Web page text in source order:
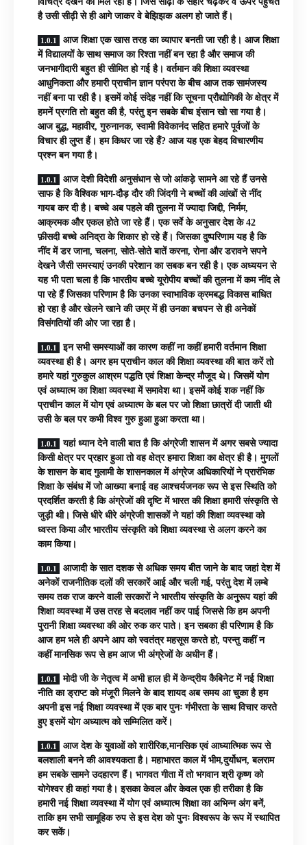
है उसी सीढ़ी से ही आगे जाकर वे बेझिझक अलग हो जाते हैं।
आज शिक्षा एक खास तरह का व्यापार बनती जा रही है। आज शिक्षा
में विद्यालयों के साथ समाज का रिश्ता नहीं बन रहा है और समाज की
जनभागीदारी बहुत ही सीमित हो गई है। वर्तमान की शिक्षा व्यवस्था
आधुनिकता और हमारी प्राचीन ज्ञान परंपरा के बीच आज तक सामंजस्य
नहीं बना पा रही है। इसमें कोई संदेह नहीं कि सूचना प्रौद्योगिकी के क्षेत्र में
हमनें प्रगति तो बहुत की है, परंतु इन सबके बीच इंसान खो सा गया है।
आज बुद्ध, महावीर, गुरुनानक, स्वामी विवेकानंद सहित हमारे पूर्वजों के
विचार ही लुप्त हैं। हम किधर जा रहे हैं? आज यह एक बेहद विचारणीय
प्रश्न बन गया है।
आज देशी विदेशी अनुसंधान से जो आंकड़े सामने आ रहे हैं उनसे
साफ है कि वैश्विक भाग-दौड़ दौर की जिंदगी ने बच्चों की आंखों से नींद
गायब कर दी है। बच्चे अब पहले की तुलना में ज्यादा जिद्दी, निर्मम,
आक्रमक और एकल होते जा रहे हैं। एक सर्वे के अनुसार देश के 42
फ़ीसदी बच्चे अनिद्रा के शिकार हो रहे हैं। जिसका दुष्परिणाम यह है कि
नींद में डर जाना, चलना, सोते-सोते बातें करना, रोना और डरावने सपने
देखने जैसी समस्याएं उनकी परेशान का सबक बन रही है। एक अध्ययन से
यह भी पता चला है कि भारतीय बच्चे यूरोपीय बच्चों की तुलना में कम नींद ले
पा रहे हैं जिसका परिणाम है कि उनका स्वाभाविक क्रमबद्ध विकास बाधित
हो रहा है और खेलने खाने की उम्र में ही उनका बचपन से ही अनेकों
विसंगतियों की ओर जा रहा है।
इन सभी समस्याओं का कारण कहीं ना कहीं हमारी वर्तमान शिक्षा
व्यवस्था ही है। अगर हम प्राचीन काल की शिक्षा व्यवस्था की बात करें तो
हमारे यहां गुरुकुल आश्रम पद्धति एवं शिक्षा केन्द्र मौजूद थे। जिसमें योग
एवं अध्यात्म का शिक्षा व्यवस्था में समावेश था। इसमें कोई शक नहीं कि
प्राचीन काल में योग एवं अध्यात्म के बल पर जो शिक्षा छात्रों दी जाती थी
उसी के बल पर कभी विश्व गुरु हुआ हुआ करता था।
यहां ध्यान देने वाली बात है कि अंग्रेजी शासन में अगर सबसे ज्यादा
किसी क्षेत्र पर प्रहार हुआ तो वह क्षेत्र हमारा शिक्षा का क्षेत्र ही है। मुगलों
के शासन के बाद गुलामी के शासनकाल में अंग्रेज अधिकारियों ने प्रारंभिक
शिक्षा के संबंध में जो आख्या बनाई वह आश्चर्यजनक रूप से इस स्थिति को
प्रदर्शित करती है कि अंग्रेजों की दृष्टि में भारत की शिक्षा हमारी संस्कृति से
जुड़ी थी। जिसे धीरे धीरे अंग्रेजी शासकों ने यहां की शिक्षा व्यवस्था को
ध्वस्त किया और भारतीय संस्कृति को शिक्षा व्यवस्था से अलग करने का
काम किया।
आजादी के सात दशक से अधिक समय बीत जाने के बाद जहां देश में
अनेकों राजनीतिक दलों की सरकारें आई और चली गई, परंतु देश में लम्बे
समय तक राज करने वाली सरकारों ने भारतीय संस्कृति के अनुरूप यहां की
शिक्षा व्यवस्था में उस तरह से बदलाव नहीं कर पाई जिससे कि हम अपनी
पुरानी शिक्षा व्यवस्था की ओर रुक कर पाते। इन सबका ही परिणाम है कि
आज हम भले ही अपने आप को स्वतंत्र महसूस करते हो, परन्तु कहीं न
कहीं मानसिक रूप से हम आज भी अंग्रेजों के अधीन हैं।
मोदी जी के नेतृत्व में अभी हाल ही में केन्द्रीय कैबिनेट में नई शिक्षा
नीति का ड्राप्ट को मंजूरी मिलने के बाद शायद अब समय आ चुका है हम
अपनी इस नई शिक्षा व्यवस्था में एक बार पुनः गंभीरता के साथ विचार करते
हुए इसमें योग अध्यात्म को सम्मिलित करें।
आज देश के युवाओं को शारीरिक,मानसिक एवं आध्यात्मिक रूप से
बलशाली बनने की आवश्यकता है। महाभारत काल में भीम,दुर्योधन, बलराम
हम सबके सामने उदहारण हैं। भागवत गीता में तो भगवान श्री कृष्ण को
योगेश्वर ही कहां गया है। इसका केवल और केवल एक ही तरीका है कि
हमारी नई शिक्षा व्यवस्था में योग एवं अध्यात्म शिक्षा का अभिन्न अंग बनें,
ताकि हम सभी सामूहिक रुप से इस देश को पुनः विश्वरूप के रूप में स्थापित
कर सकें।